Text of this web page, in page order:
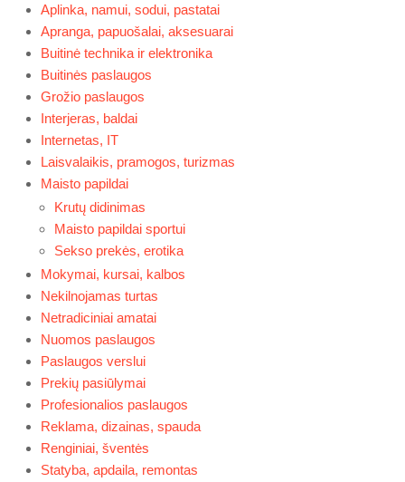
Aplinka, namui, sodui, pastatai
Apranga, papuošalai, aksesuarai
Buitinė technika ir elektronika
Buitinės paslaugos
Grožio paslaugos
Interjeras, baldai
Internetas, IT
Laisvalaikis, pramogos, turizmas
Maisto papildai
Krutų didinimas
Maisto papildai sportui
Sekso prekės, erotika
Mokymai, kursai, kalbos
Nekilnojamas turtas
Netradiciniai amatai
Nuomos paslaugos
Paslaugos verslui
Prekių pasiūlymai
Profesionalios paslaugos
Reklama, dizainas, spauda
Renginiai, šventės
Statyba, apdaila, remontas